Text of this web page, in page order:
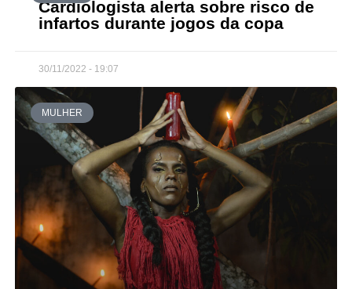
Cardiologista alerta sobre risco de
infartos durante jogos da copa
30/11/2022 - 19:07
MULHER